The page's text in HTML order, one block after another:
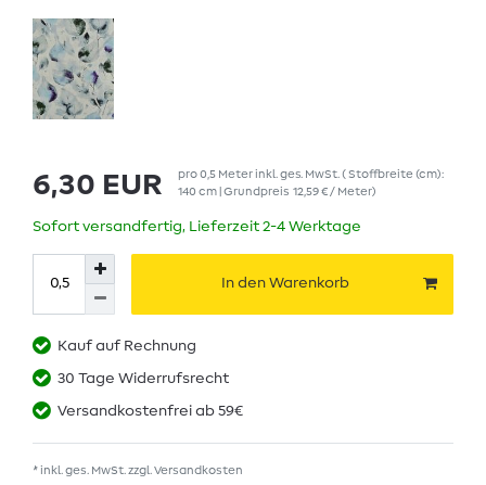
6,30 EUR pro0,5 Meterinkl. ges. MwSt. ( Stoffbreite (cm):
140 cm | Grundpreis 12,59 € / Meter)
Sofort versandfertig, Lieferzeit 2-4 Werktage
In den Warenkorb
Kauf auf Rechnung
30 Tage Widerrufsrecht
Versandkostenfrei ab 59€
* inkl. ges. MwSt. zzgl. Versandkosten